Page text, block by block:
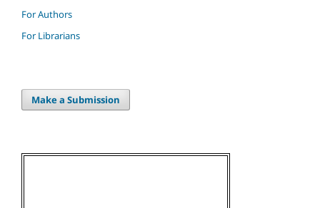
For Authors
For Librarians
Make a Submission